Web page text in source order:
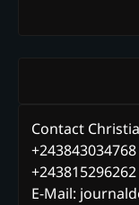
Contact
+243843034768
+243815296262
E-Mail: